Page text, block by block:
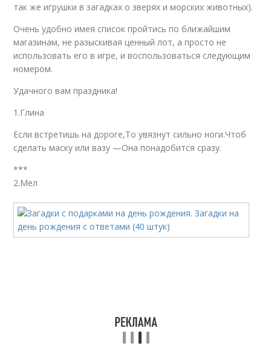
так же игрушки в загадках о зверях и морских животных).
Очень удобно имея список пройтись по ближайшим
магазинам, не разыскивая ценный лот, а просто не
использовать его в игре, и воспользоваться следующим
номером.
Удачного вам праздника!
1.Глина
Если встретишь на дороге,То увязнут сильно ноги.Чтоб
сделать маску или вазу —Она понадобится сразу.
***
2.Мел